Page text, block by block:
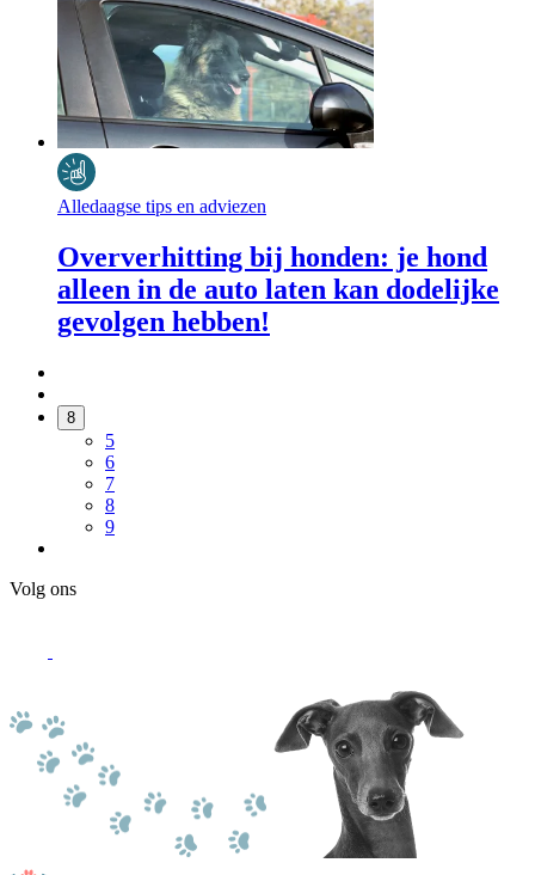
Alledaagse tips en adviezen
Oververhitting bij honden: je hond
alleen in de auto laten kan dodelijke
gevolgen hebben!
8
5
6
7
8
9
Volg ons